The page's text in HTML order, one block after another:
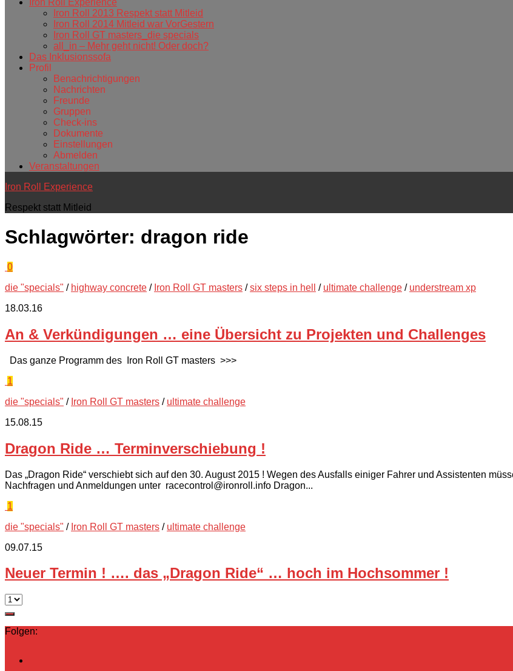
Iron Roll Experience
Iron Roll 2013 Respekt statt Mitleid
Iron Roll 2014 Mitleid war VorGestern
Iron Roll GT masters_die specials
all_in – Mehr geht nicht! Oder doch?
Das Inklusionssofa
Profil
Benachrichtigungen
Nachrichten
Freunde
Gruppen
Check-ins
Dokumente
Einstellungen
Abmelden
Veranstaltungen
Iron Roll Experience
Respekt statt Mitleid
Schlagwörter: dragon ride
0
die "specials" / highway concrete / Iron Roll GT masters /six steps in hell / ultimate challenge / understream xp
18.03.16
An & Verkündigungen … eine Übersicht zu Projekten und Challenges
Das ganze Programm des Iron Roll GT masters >>>
1
die "specials" / Iron Roll GT masters / ultimate challenge
15.08.15
Dragon Ride … Terminverschiebung !
Das „Dragon Ride“ verschiebt sich auf den 30. August 2015 ! Wegen des Ausfalls einiger Fahrer und Assistenten
Nachfragen und Anmeldungen unter racecontrol@ironroll.info Dragon...
1
die "specials" / Iron Roll GT masters / ultimate challenge
09.07.15
Neuer Termin ! …. das „Dragon Ride“ … hoch im Hochsommer !
Folgen: